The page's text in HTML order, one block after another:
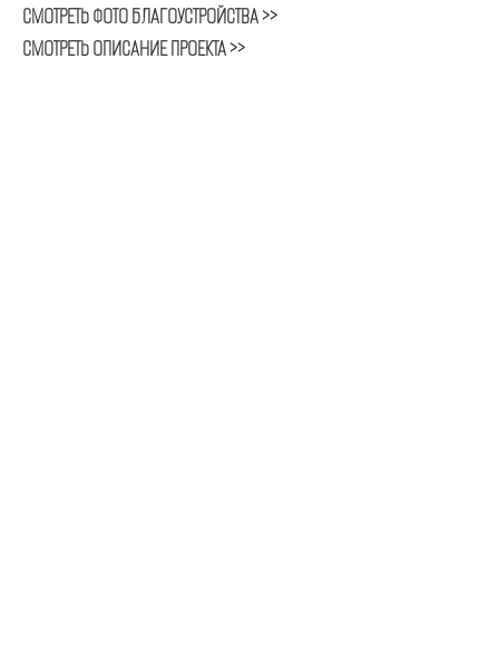
СМОТРЕТЬ ФОТО БЛАГОУСТРОЙСТВА >>
СМОТРЕТЬ ОПИСАНИЕ ПРОЕКТА >>